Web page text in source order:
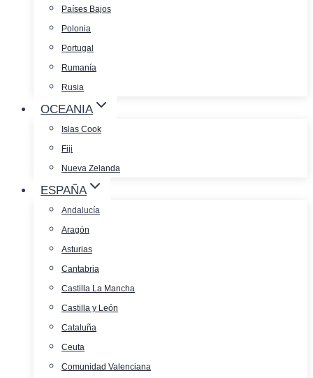
Países Bajos
Polonia
Portugal
Rumanía
Rusia
OCEANIA
Islas Cook
Fiji
Nueva Zelanda
ESPAÑA
Andalucía
Aragón
Asturias
Cantabria
Castilla La Mancha
Castilla y León
Cataluña
Ceuta
Comunidad Valenciana